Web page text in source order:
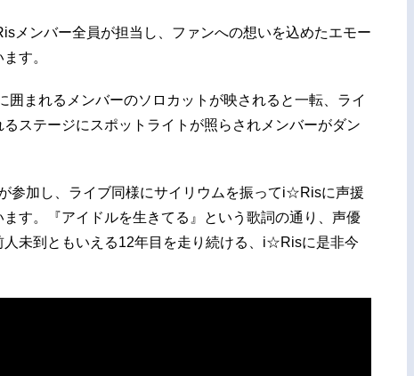
メンバー全員が担当し、ファンへの想いを込めたエモー
す。
囲まれるメンバーのソロカットが映されると一転、ライ
ステージにスポットライトが照らされメンバーがダン
参加し、ライブ同様にサイリウムを振ってi☆Risに声援
す。『アイドルを生きてる』という歌詞の通り、声優
人未到ともいえる12年目を走り続ける、i☆Risに是非今